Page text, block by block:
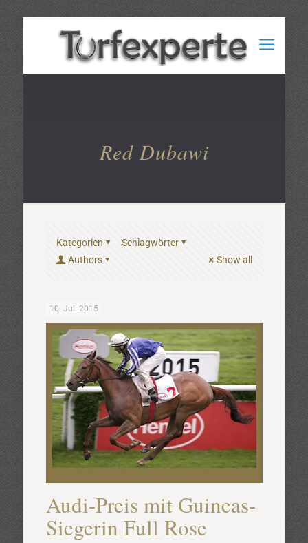
Red Dubawi
Kategorien
Schlagwörter
Authors
Show all
10. Juli 2015
Audi-Preis mit Guineas-
Siegerin Full Rose